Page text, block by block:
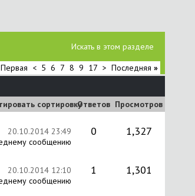
Искать в этом разделе
Первая < 5 6 7 8 9 17 > Последняя »
Ответов Просмотров
20.10.201423:49
0 1,327
20.10.2014 12:10
1 1,301